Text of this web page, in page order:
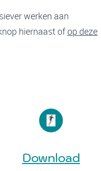
werken aan
hiernaast ofop deze
Download